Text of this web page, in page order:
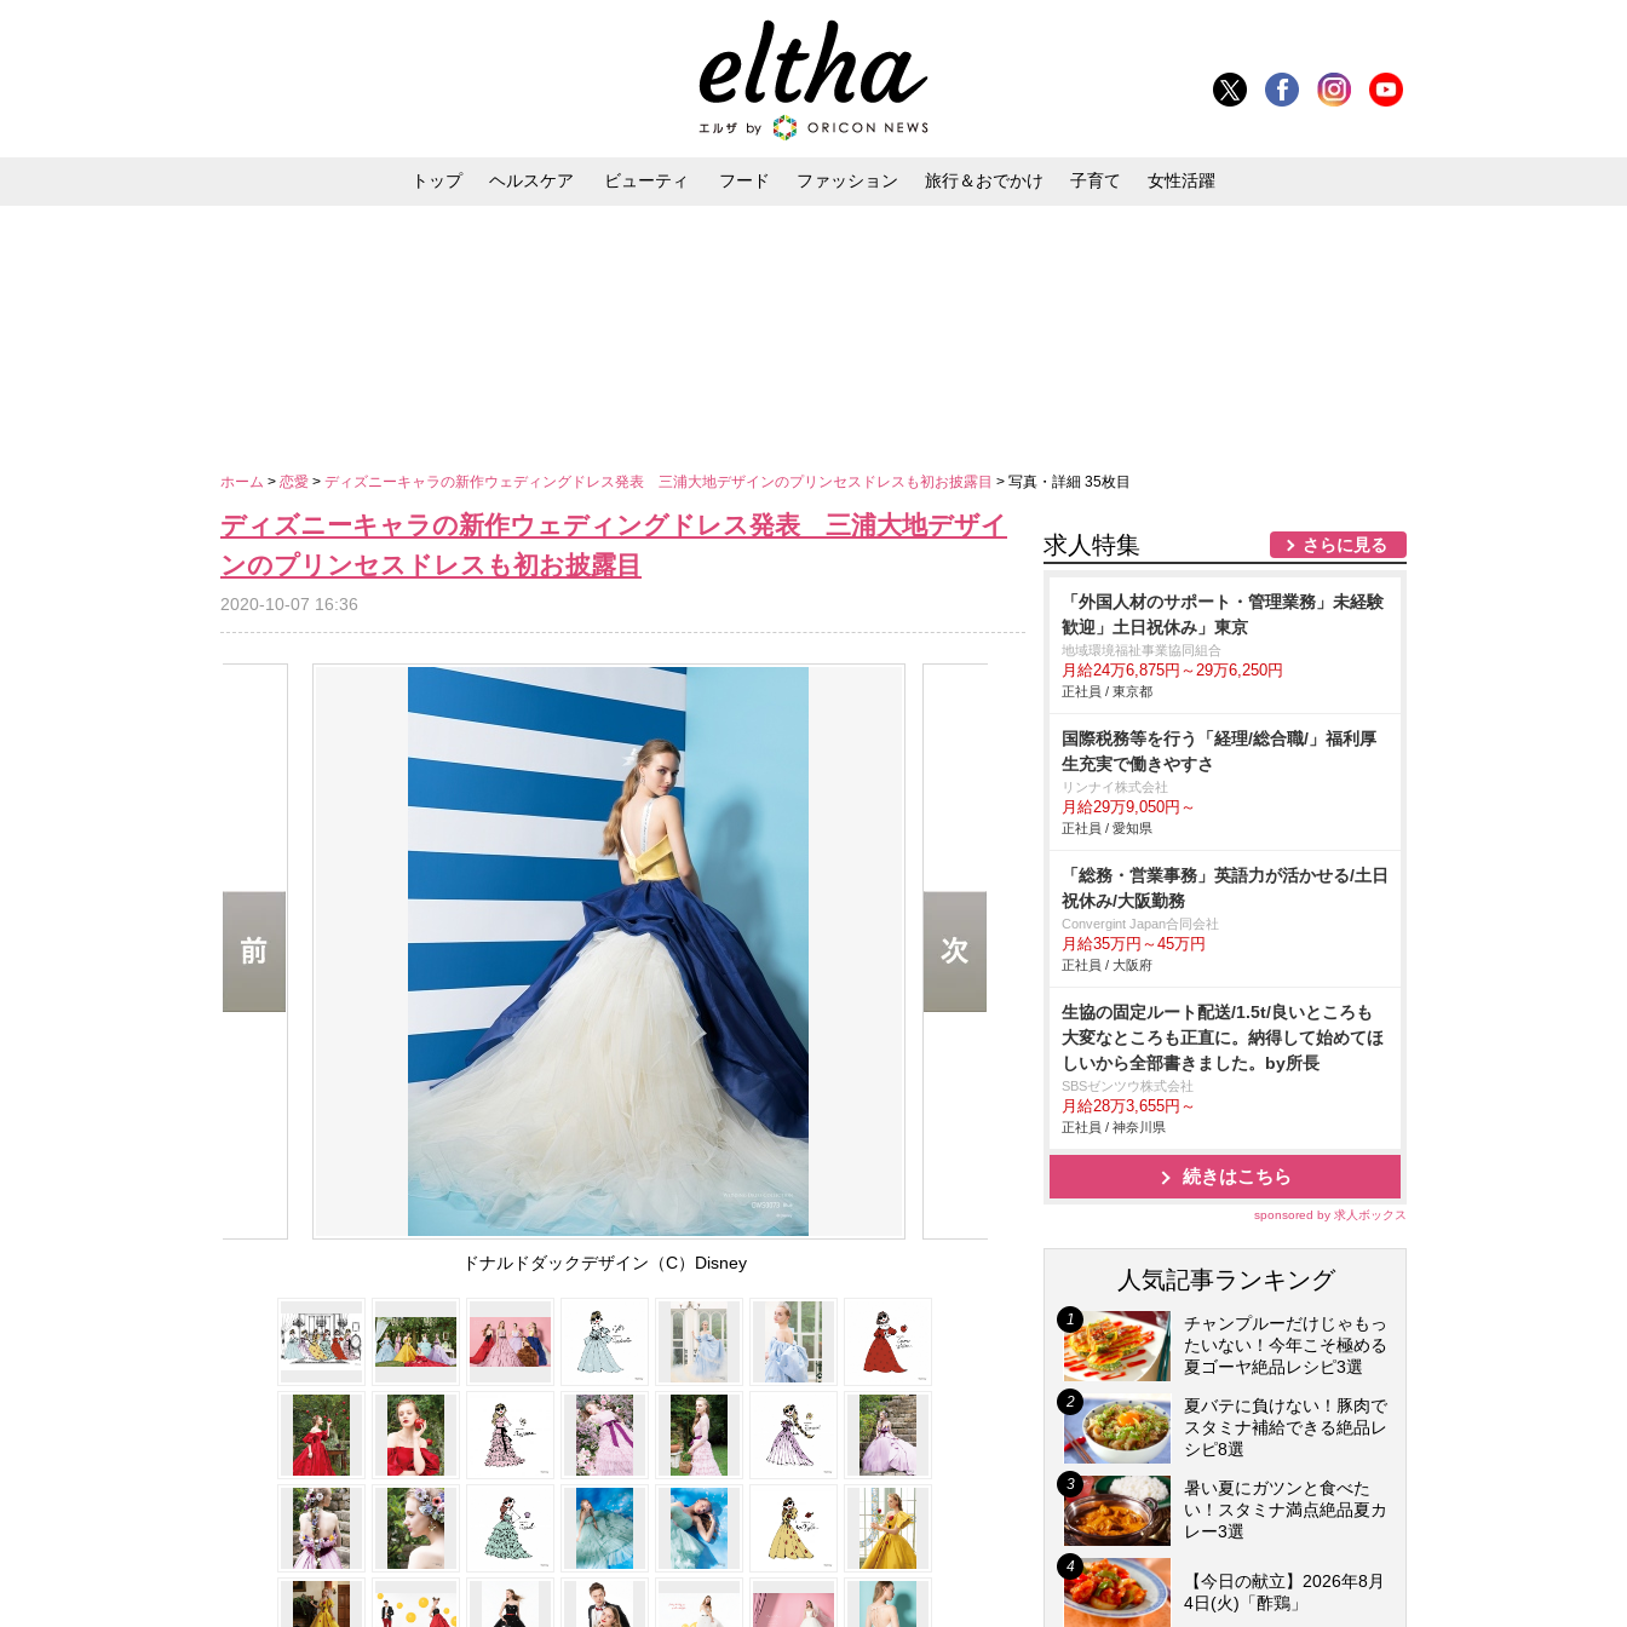
トップ ヘルスケア ビューティ フード ファッション 旅行＆おでかけ 子育て 女性活躍
ホーム > 恋愛 > ディズニーキャラの新作ウェディングドレス発表 三浦大地デザインのプリンセスドレスも初お披露目 > 写真・詳細 35枚目
ディズニーキャラの新作ウェディングドレス発表 三浦大地デザイ
ンのプリンセスドレスも初お披露目
2020-10-07 16:36
ドナルドダックデザイン（C）Disney
求人特集 さらに見る
「外国人材のサポート・管理業務」未経験
歓迎」土日祝休み」東京
地域環境福祉事業協同組合
月給24万6,875円～29万6,250円
正社員 / 東京都
国際税務等を行う「経理/総合職/」福利厚
生充実で働きやすさ
リンナイ株式会社
月給29万9,050円～
正社員 / 愛知県
「総務・営業事務」英語力が活かせる/土日
祝休み/大阪勤務
Convergint Japan合同会社
月給35万円～45万円
正社員 / 大阪府
生協の固定ルート配送/1.5t/良いところも
大変なところも正直に。納得して始めてほ
しいから全部書きました。by所長
SBSゼンツウ株式会社
月給28万3,655円～
正社員 / 神奈川県
続きはこちら
sponsored by 求人ボックス
人気記事ランキング
チャンプルーだけじゃもっ
たいない！今年こそ極める
夏ゴーヤ絶品レシピ3選
夏バテに負けない！豚肉で
スタミナ補給できる絶品レ
シピ8選
暑い夏にガツンと食べた
い！スタミナ満点絶品夏カ
レー3選
【今日の献立】2026年8月
4日(火)「酢鶏」